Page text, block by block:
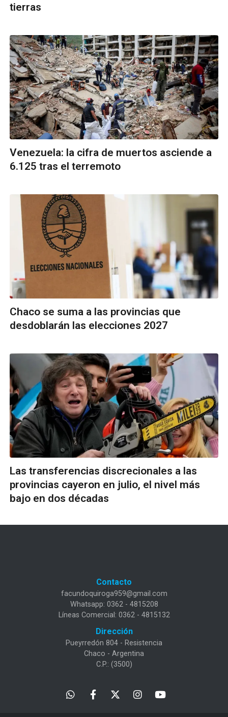
tierras
Venezuela: la cifra de muertos asciende a
6.125 tras el terremoto
Chaco se suma a las provincias que
desdoblarán las elecciones 2027
Las transferencias discrecionales a las
provincias cayeron en julio, el nivel más
bajo en dos décadas
Contacto
facundoquiroga959@gmail.com
Whatsapp: 0362 - 4815208
Líneas Comercial: 0362 - 4815132
Dirección
Pueyrredón 804 - Resistencia
Chaco - Argentina
C.P.: (3500)